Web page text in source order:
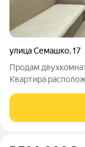
улица Семашко,17
Продам
Квартира
6,5 кв.м. В
выровнены, полы